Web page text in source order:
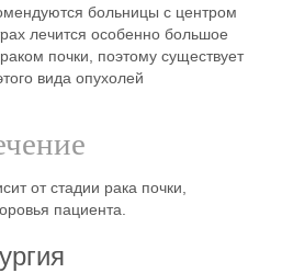
больницы с центром
лечится особенно большое
почки, поэтому существует
вида опухолей
от стадии рака почки,
пациента.